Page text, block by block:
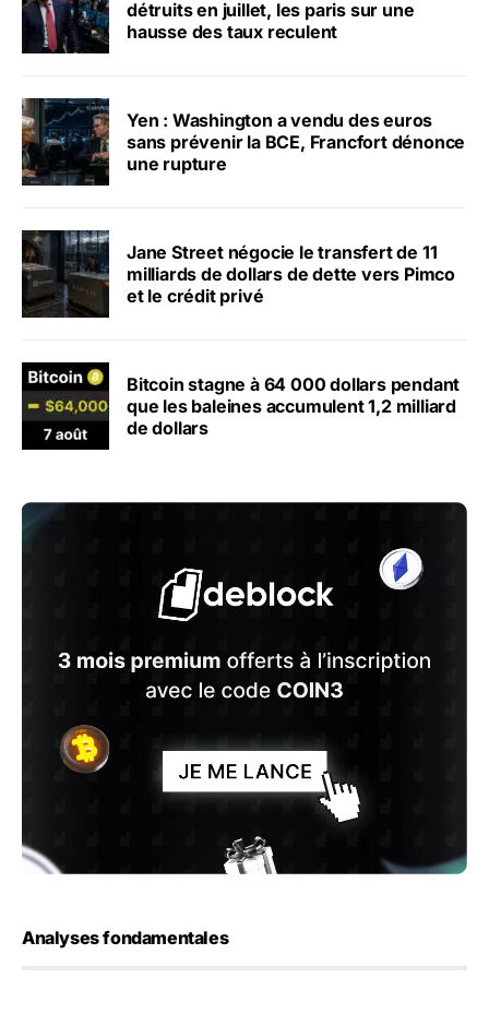
détruits en juillet, les paris sur une
hausse des taux reculent
Yen : Washington a vendu des euros
sans prévenir la BCE, Francfort dénonce
une rupture
Jane Street négocie le transfert de 11
milliards de dollars de dette vers Pimco
et le crédit privé
Bitcoin stagne à 64 000 dollars pendant
que les baleines accumulent 1,2 milliard
de dollars
Analyses fondamentales